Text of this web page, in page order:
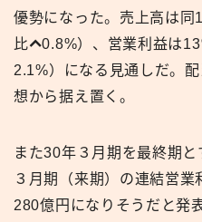
優勢になった。売上高は同
比
0.8%）、営業利益は
2.1%）になる見通しだ。
想から据え置く。
また30年３月期を最終期
３月期（来期）の連結営
280億円になりそうだと発